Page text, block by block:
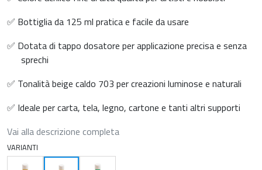
✅ Bottiglia da 125 ml pratica e facile da usare
✅ Dotata di tappo dosatore per applicazione precisa e senza
sprechi
✅ Tonalità beige caldo 703 per creazioni luminose e naturali
✅ Ideale per carta, tela, legno, cartone e tanti altri supporti
Vai alla descrizione completa
VARIANTI